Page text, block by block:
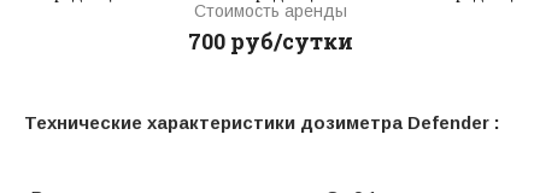
Стоимость аренды
700 руб/сутки
Технические характеристики дозиметра Defender :